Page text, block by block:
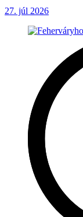
27. júl 2026